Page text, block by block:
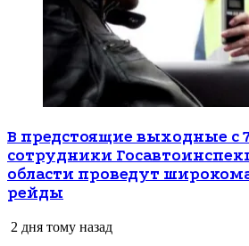
В предстоящие выходные с
сотрудники
области проведут
рейды
2 дня тому назад